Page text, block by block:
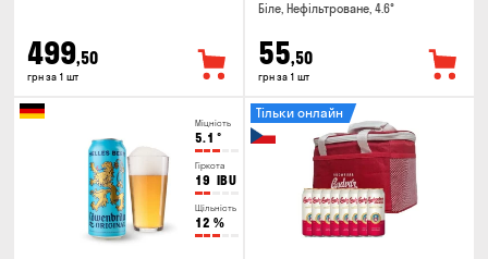
499,50
грн за 1 шт
Біле, Нефільтроване, 4.6°
55,50
грн за 1 шт
Міцність
5.1 °
Гіркота
19 IBU
Щільність
12 %
Тільки онлайн